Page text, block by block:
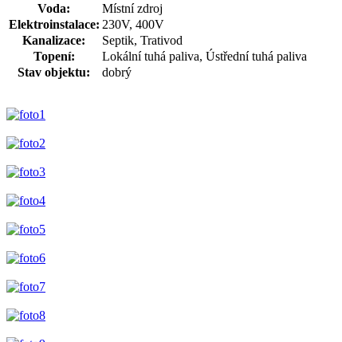
Voda:
Místní zdroj
Elektroinstalace: 230V, 400V
Kanalizace:
Septik, Trativod
Topení:
Lokální tuhá paliva, Ústřední tuhá paliva
Stav objektu:
dobrý